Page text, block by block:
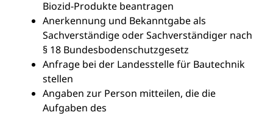
Biozid-Produkte beantragen
Anerkennung und Bekanntgabe als
Sachverständige oder Sachverständiger nach
§ 18 Bundesbodenschutzgesetz
Anfrage bei der Landesstelle für Bautechnik
stellen
Angaben zur Person mitteilen, die die
Aufgaben des